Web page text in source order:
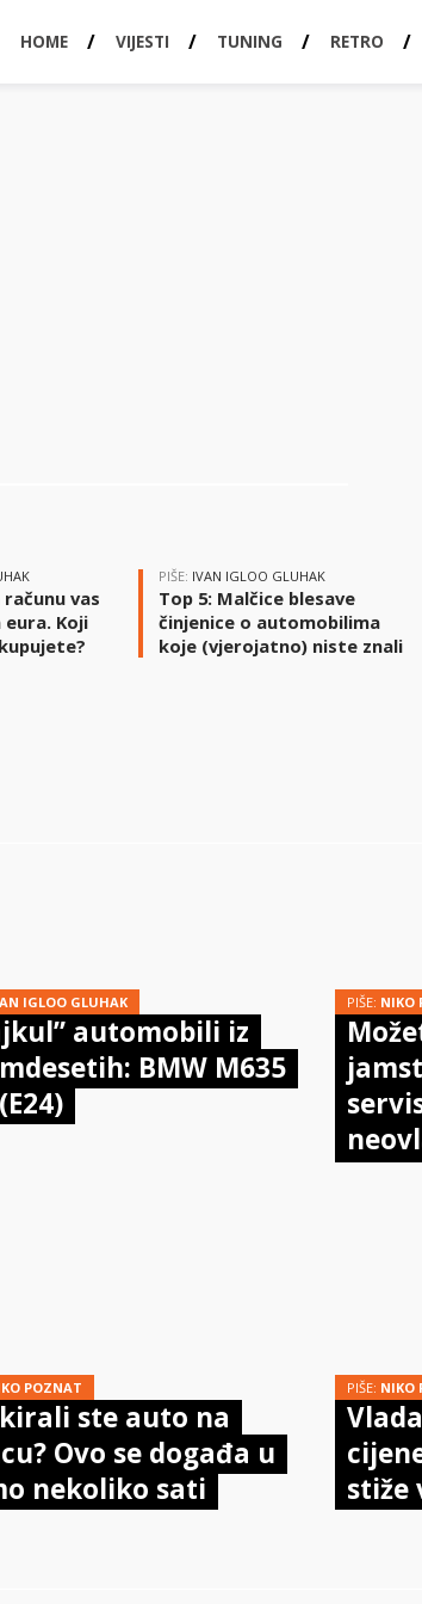
HOME VIJESTI TUNING RETRO
vas
eura. Koji
PIŠE: IVAN IGLOO GLUHAK
Top 5: Malčice blesave
činjenice o automobilima
koje (vjerojatno) niste znali
IGLOO GLUHAK
automobili iz
BMW M635
PIŠE: NIKO
POZNAT
ste auto na
Ovo se događa u
nekoliko sati
PIŠE: NIKO
stiže